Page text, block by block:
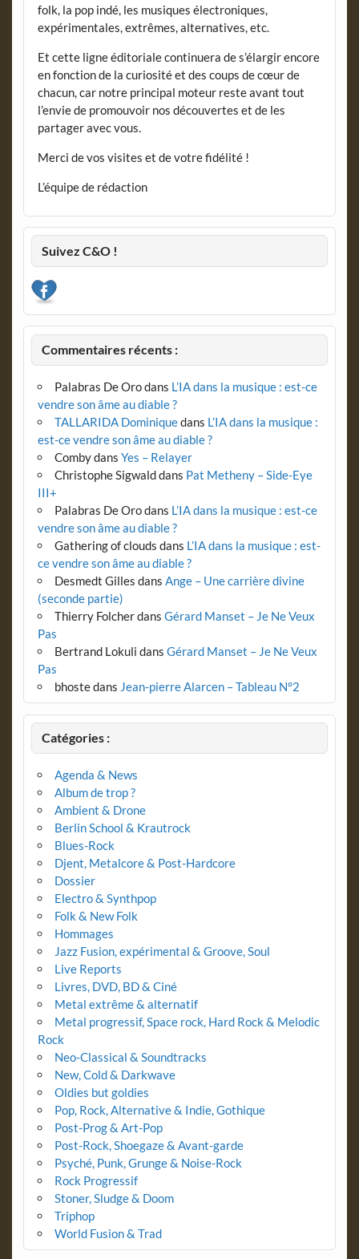
folk, la pop indé, les musiques électroniques,
expérimentales, extrêmes, alternatives, etc.
Et cette ligne éditoriale continuera de s’élargir encore
en fonction de la curiosité et des coups de cœur de
chacun, car notre principal moteur reste avant tout
l’envie de promouvoir nos découvertes et de les
partager avec vous.
Merci de vos visites et de votre fidélité !
L’équipe de rédaction
Suivez C&O !
Commentaires récents :
Palabras De Orodans L’IA dans la musique : est-ce
vendre son âme au diable ?
TALLARIDA Dominiquedans L’IA dans la musique :
est-ce vendre son âme au diable ?
Combydans Yes – Relayer
Christophe Sigwalddans Pat Metheny – Side-Eye
III+
Palabras De Orodans L’IA dans la musique : est-ce
vendre son âme au diable ?
Gathering of clouds dans L’IA dans la musique : est-
ce vendre son âme au diable ?
Desmedt Gilles dans Ange – Une carrière divine
(seconde partie)
Thierry Folcherdans Gérard Manset – Je Ne Veux
Pas
Bertrand Lokuli dans Gérard Manset – Je Ne Veux
Pas
bhostedans Jean-pierre Alarcen – Tableau N°2
Catégories :
Agenda & News
Album de trop ?
Ambient & Drone
Berlin School & Krautrock
Blues-Rock
Djent, Metalcore & Post-Hardcore
Dossier
Electro & Synthpop
Folk & New Folk
Hommages
Jazz Fusion, expérimental & Groove, Soul
Live Reports
Livres, DVD, BD & Ciné
Metal extrême & alternatif
Metal progressif, Space rock, Hard Rock & Melodic
Rock
Neo-Classical & Soundtracks
New, Cold & Darkwave
Oldies but goldies
Pop, Rock, Alternative & Indie, Gothique
Post-Prog & Art-Pop
Post-Rock, Shoegaze & Avant-garde
Psyché, Punk, Grunge & Noise-Rock
Rock Progressif
Stoner, Sludge & Doom
Triphop
World Fusion & Trad